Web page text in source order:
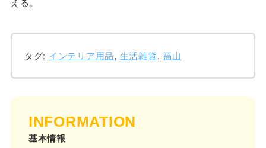
タグ: インテリア用品, 生活雑貨,福山
INFORMATION
基本情報